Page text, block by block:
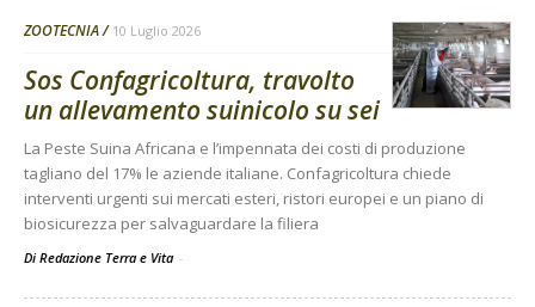
ZOOTECNIA 10 Luglio 2026
Sos Confagricoltura, travolto
un allevamento suinicolo su sei
La Peste Suina Africana e l’impennata dei costi di produzione
tagliano del 17% le aziende italiane. Confagricoltura chiede
interventi urgenti sui mercati esteri, ristori europei e un piano di
biosicurezza per salvaguardare la filiera
Di Redazione Terra e Vita -